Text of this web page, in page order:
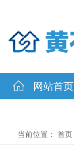
网站首页
当前位置： 首页